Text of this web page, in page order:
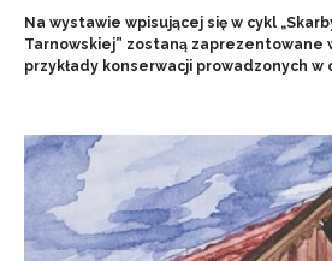
Na wystawie wpisującej się w cykl
Tarnowskiej” zostaną zaprezentowane
przykłady konserwacji prowadzonych